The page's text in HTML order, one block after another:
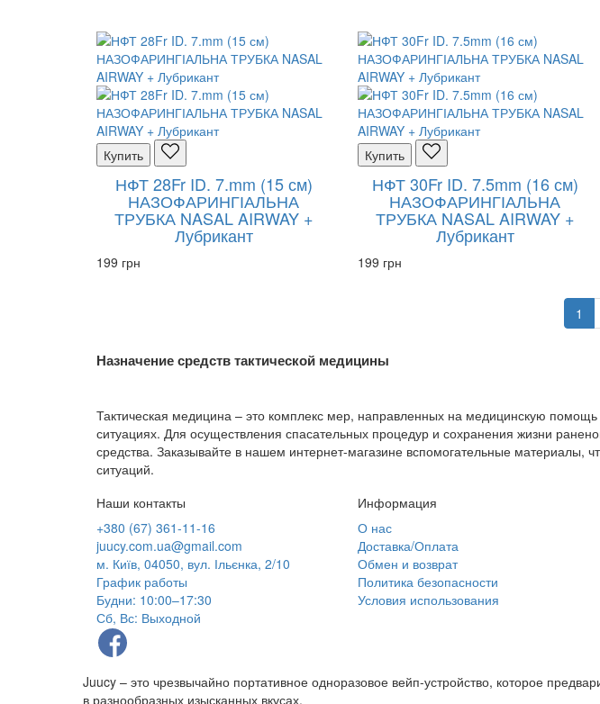
Купить
НФТ 28Fr ID. 7.mm (15 см)
НАЗОФАРИНГІАЛЬНА
ТРУБКА NASAL AIRWAY +
Лубрикант
199 грн
Купить
НФТ 30Fr ID. 7.5mm (16 см)
НАЗОФАРИНГІАЛЬНА
ТРУБКА NASAL AIRWAY +
Лубрикант
199 грн
1
Назначение средств тактической медицины
Тактическая медицина – это комплекс мер, направленных на медицинскую
ситуациях. Для осуществления спасательных процедур и сохранения жизни
средства. Заказывайте в нашем интернет-магазине вспомогательные материалы,
ситуаций.
Наши контакты
+380 (67) 361-11-16
juucy.com.ua@gmail.com
м. Київ, 04050, вул. Ільєнка, 2/10
График работы
Будни: 10:00–17:30
Сб, Вс: Выходной
Информация
О нас
Доставка/Оплата
Обмен и возврат
Политика безопасности
Условия использования
Juucy – это чрезвычайно портативное одноразовое вейп-устройство, которое
в разнообразных изысканных вкусах.